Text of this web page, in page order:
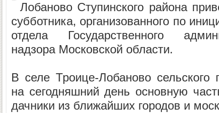
Лобаново Ступинского района
субботника, организованного по
отдела Государственного
надзора Московской области.
В селе Троице-Лобаново сельского
на сегодняшний день основную
дачники из ближайших городов и